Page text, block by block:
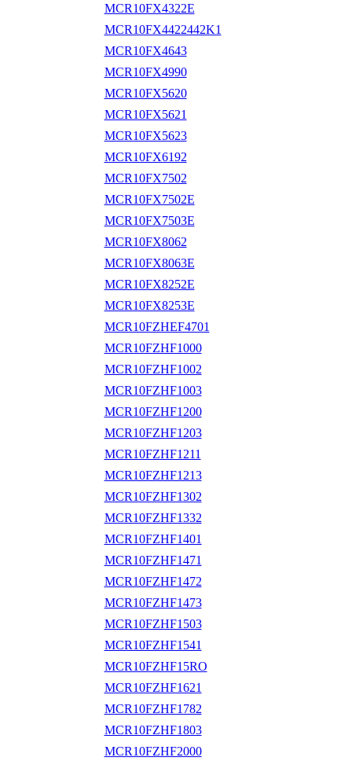
MCR10FX4322E
MCR10FX4422442K1
MCR10FX4643
MCR10FX4990
MCR10FX5620
MCR10FX5621
MCR10FX5623
MCR10FX6192
MCR10FX7502
MCR10FX7502E
MCR10FX7503E
MCR10FX8062
MCR10FX8063E
MCR10FX8252E
MCR10FX8253E
MCR10FZHEF4701
MCR10FZHF1000
MCR10FZHF1002
MCR10FZHF1003
MCR10FZHF1200
MCR10FZHF1203
MCR10FZHF1211
MCR10FZHF1213
MCR10FZHF1302
MCR10FZHF1332
MCR10FZHF1401
MCR10FZHF1471
MCR10FZHF1472
MCR10FZHF1473
MCR10FZHF1503
MCR10FZHF1541
MCR10FZHF15RO
MCR10FZHF1621
MCR10FZHF1782
MCR10FZHF1803
MCR10FZHF2000